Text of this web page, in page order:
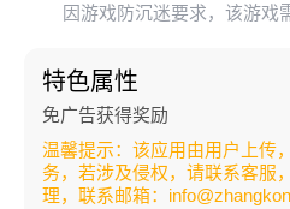
因游戏防沉迷要求，该游戏
特色属性
免广告获得奖励
温馨提示：该应用由用户上传
务，若涉及侵权，请联系客服
理，联系邮箱：